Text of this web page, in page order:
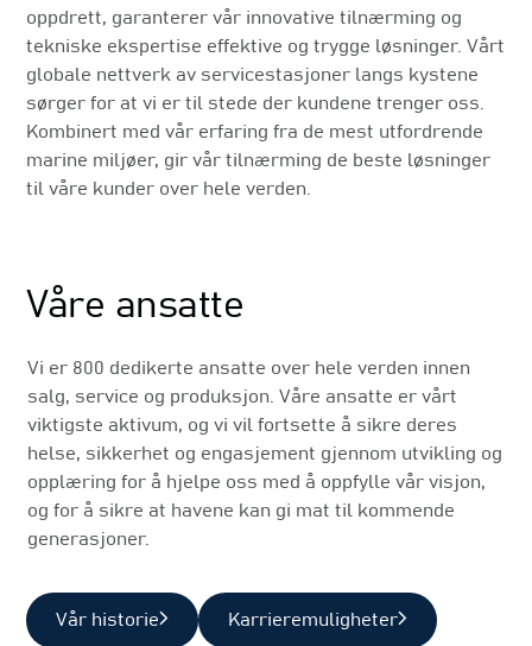
oppdrett, garanterer vår innovative tilnærming og
tekniske ekspertise effektive og trygge løsninger. Vårt
globale nettverk av servicestasjoner langs kystene
sørger for at vi er til stede der kundene trenger oss.
Kombinert med vår erfaring fra de mest utfordrende
marine miljøer, gir vår tilnærming de beste løsninger
til våre kunder over hele verden.
Våre ansatte
Vi er 800 dedikerte ansatte over hele verden innen
salg, service og produksjon. Våre ansatte er vårt
viktigste aktivum, og vi vil fortsette å sikre deres
helse, sikkerhet og engasjement gjennom utvikling og
opplæring for å hjelpe oss med å oppfylle vår visjon,
og for å sikre at havene kan gi mat til kommende
generasjoner.
Vår historie Karrieremuligheter